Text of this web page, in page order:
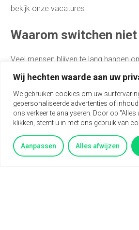
Wij hechten waarde aan uw
We gebruiken cookies om uw
gepersonaliseerde advertenties of inhoud
ons verkeer te analyseren. Door op "Alles
klikken, stemt u in met ons gebruik van
Aanpassen Alles afwijzen
bekijk onze vacatures
Waarom switchen
Veel mensen blijven te lang hangen
nieuwe collega’s, routines en
ongelukkig bent.
Switchen hoeft niet radicaal te zijn.
om te kijken wat er buiten je huidige
afdeling, een nieuwe werkgever of
richting. De eerste stap is niet